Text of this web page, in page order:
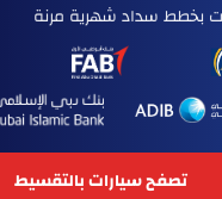
بخطط سداد شهرية مرنة
تصفح سيارات بالتقسيط